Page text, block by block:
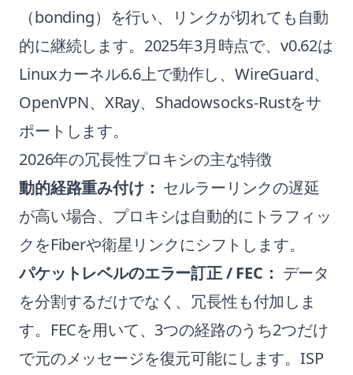
（bonding）を行い、リンクが切れても自動
的に継続します。2025年3月時点で、v0.62は
Linuxカーネル6.6上で動作し、WireGuard、
OpenVPN、XRay、Shadowsocks-Rustをサ
ポートします。
2026年の冗長性プロキシの主な特徴
動的経路重み付け： セルラーリンクの遅延
が高い場合、プロキシは自動的にトラフィッ
クをFiberや衛星リンクにシフトします。
パケットレベルのエラー訂正 / FEC： データ
を分割するだけでなく、冗長性も付加しま
す。FECを用いて、3つの経路のうち2つだけ
で元のメッセージを復元可能にします。ISP